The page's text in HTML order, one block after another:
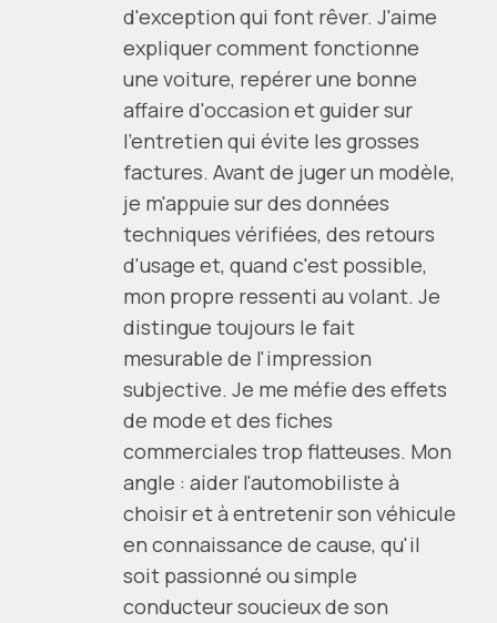
d'exception qui font rêver. J'aime
expliquer comment fonctionne
une voiture, repérer une bonne
affaire d'occasion et guider sur
l'entretien qui évite les grosses
factures. Avant de juger un modèle,
je m'appuie sur des données
techniques vérifiées, des retours
d'usage et, quand c'est possible,
mon propre ressenti au volant. Je
distingue toujours le fait
mesurable de l'impression
subjective. Je me méfie des effets
de mode et des fiches
commerciales trop flatteuses. Mon
angle : aider l'automobiliste à
choisir et à entretenir son véhicule
en connaissance de cause, qu'il
soit passionné ou simple
conducteur soucieux de son